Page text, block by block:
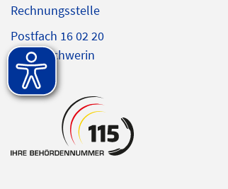
Rechnungsstelle
Postfach 16 02 20
19092 Schwerin
E-Mail